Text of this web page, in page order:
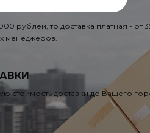
рублей, то доставка платная - от
менеджеров.
стоимость доставки до Вашего